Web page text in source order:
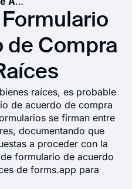
de Compra
raíces, es probable
de acuerdo de compra
se firman entre
documentando que
a proceder con la
formulario de acuerdo
de forms.app para